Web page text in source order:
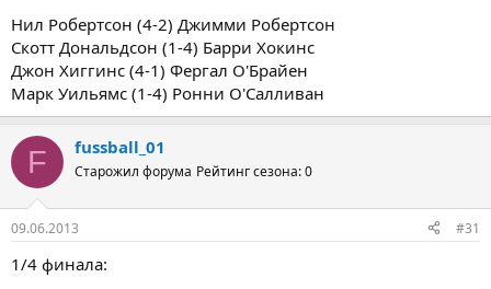
Нил Робертсон (4-2) Джимми Робертсон
Скотт Дональдсон (1-4) Барри Хокинс
Джон Хиггинс (4-1) Фергал О'Брайен
Марк Уильямс (1-4) Ронни О'Салливан
F fussball_01
Старожил форума Рейтинг сезона: 0
09.06.2013 #31
1/4 финала: